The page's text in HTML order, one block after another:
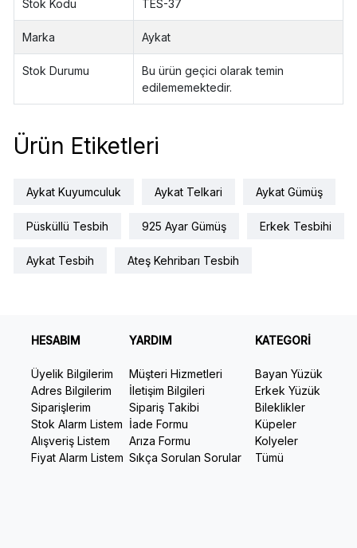
Stok Kodu TES-37
Marka Aykat
Stok Durumu
Bu ürün geçici olarak temin
edilememektedir.
Ürün Etiketleri
Aykat Kuyumculuk Aykat Telkari Aykat Gümüş
Püsküllü Tesbih 925 Ayar Gümüş Erkek Tesbihi
Aykat Tesbih Ateş Kehribarı Tesbih
HESABIM
Üyelik Bilgilerim
Adres Bilgilerim
Siparişlerim
Stok Alarm Listem
Alışveriş Listem
Fiyat Alarm Listem
YARDIM
Müşteri Hizmetleri
İletişim Bilgileri
Sipariş Takibi
İade Formu
Arıza Formu
Sıkça Sorulan Sorular
KATEGORİ
Bayan Yüzük
Erkek Yüzük
Bileklikler
Küpeler
Kolyeler
Tümü